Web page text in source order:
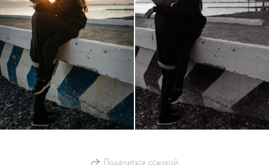
Поделиться ссылкой